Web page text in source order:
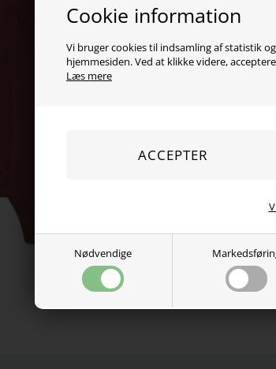
Cookie information
Vi bruger cookies til indsamling af statistik
hjemmesiden. Ved at klikke videre,
Læs mere
Nødvendige